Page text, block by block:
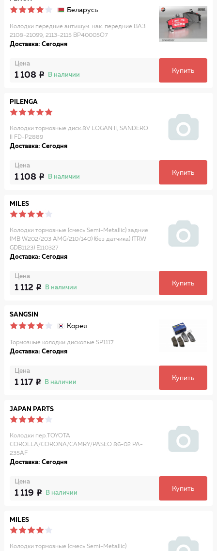
Беларусь
Колодки передние антишум. нак. передние ВАЗ
2108-21099, 2113-2115 BP40005O7
Доставка: Сегодня
Цена
1 108 В наличии
Купить
PILENGA
Колодки тормозные диск.8V LOGAN II, SANDERO
II FD-P2889
Доставка: Сегодня
Цена
1 108 В наличии
Купить
MILES
Колодки тормозные (смесь Semi-Metallic) задние
(MB W202/203 AMG/210/140) (без датчика) (TRW
GDB1123) E110327
Доставка: Сегодня
Цена
1 112 В наличии
Купить
SANGSIN
Корея
Тормозные колодки дисковые SP1117
Доставка: Сегодня
Цена
1 117 В наличии
Купить
JAPAN PARTS
Колодки пер.TOYOTA
COROLLA/CORONA/CAMRY/PASEO 86-02 PA-
235AF
Доставка: Сегодня
Цена
1 119 В наличии
Купить
MILES
Колодки тормозные (смесь Semi-Metallic)